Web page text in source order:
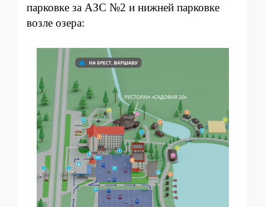
парковке за АЗС №2 и нижней парковке
возле озера: